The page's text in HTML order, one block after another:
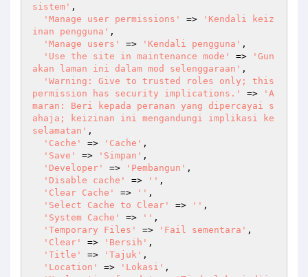
sistem' ,
'Manage user permissions'
=>
'Kendali keiz
inan pengguna' ,
'Manage users'
=> 'Kendali pengguna' ,
'Use the site in maintenance mode'
=>
'Gun
akan laman ini dalam mod selenggaraan' ,
'Warning: Give to trusted roles only; this
permission has security implications.'
=>
'A
maran: Beri kepada peranan yang dipercayai s
ahaja; keizinan ini mengandungi implikasi ke
selamatan' ,
'Cache'
=> 'Cache' ,
'Save'
=> 'Simpan' ,
'Developer'
=> 'Pembangun' ,
'Disable cache'
=> '' ,
'Clear Cache'
=> '' ,
'Select Cache to Clear'
=> '' ,
'System Cache'
=> '' ,
'Temporary Files'
=> 'Fail sementara' ,
'Clear'
=> 'Bersih' ,
'Title'
=> 'Tajuk' ,
'Location'
=> 'Lokasi' ,